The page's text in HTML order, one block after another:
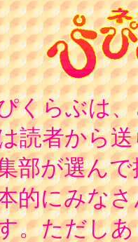
くらぶは
読者から
部が選ん
的にみな
。ただし